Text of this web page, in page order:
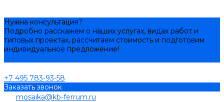
Нужна консультация?
Подробно расскажем о наших услугах, видах работ и
типовых проектах, рассчитаем стоимость и подготовим
индивидуальное предложение!
+7 495 783-93-58
Заказать звонок
mosaika@kb-ferrum.ru